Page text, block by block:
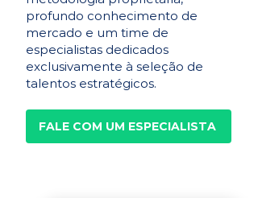
profundo conhecimento de
mercado e um time de
especialistas dedicados
exclusivamente à seleção de
talentos estratégicos.
FALE COM UM ESPECIALISTA